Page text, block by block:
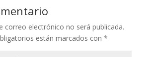
correo electrónico no será publicada.
están marcados con *